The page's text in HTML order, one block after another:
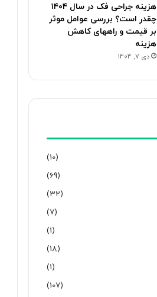
هزینه جراحی فک در سال ۱۴۰۴
چقدر است؟ بررسی عوامل موثر
بر قیمت و راههای کاهش
هزینه
دی 7, 1404
(10)
(69)
(32)
(7)
(1)
(18)
(1)
(107)